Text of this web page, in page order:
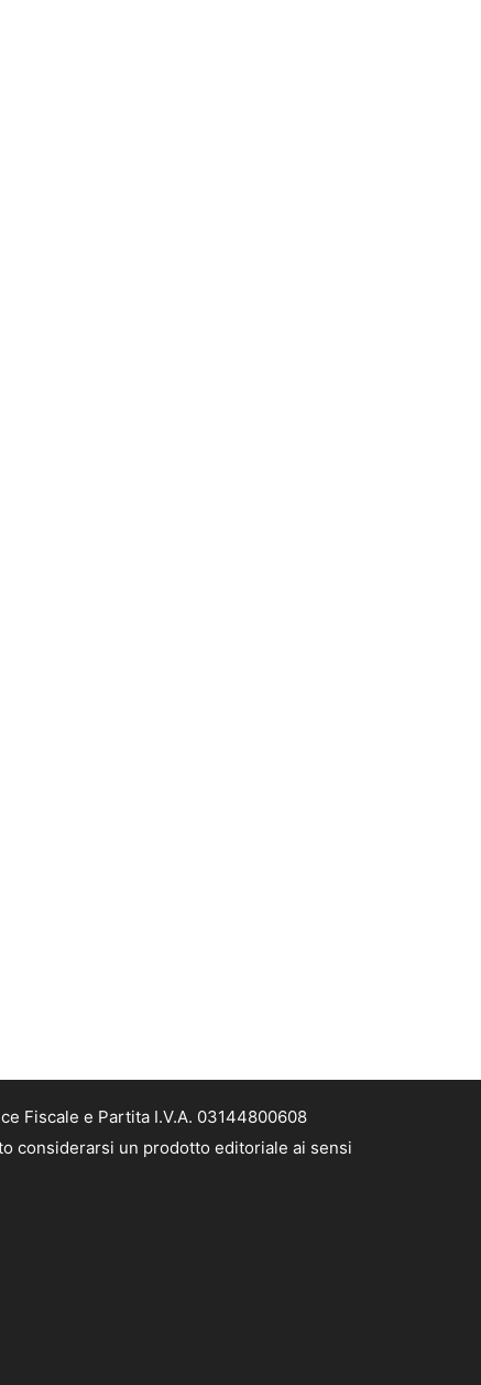
Fiscale e Partita I.V.A. 03144800608
considerarsi un prodotto editoriale ai sensi